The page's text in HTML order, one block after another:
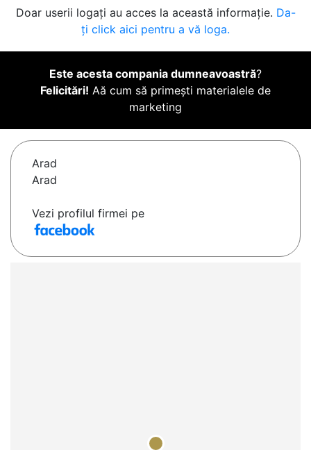
Doar userii logați au acces la această informație. Da-
ți click aici pentru a vă loga.
Este acesta compania dumneavoastră?
Felicitări! Aă cum să primești materialele de
marketing
Arad
Arad
Vezi profilul firmei pe